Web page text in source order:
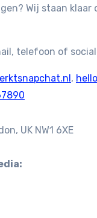
Wij staan
telefoon of
,
UK NW1 6XE